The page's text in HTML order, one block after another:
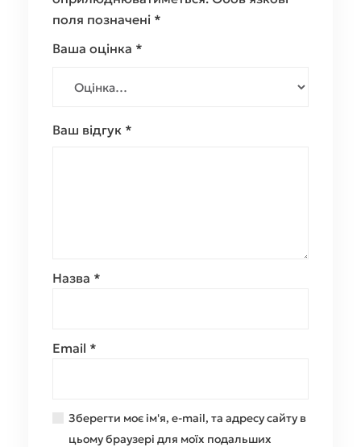
поля позначені *
Ваша оцінка *
Ваш відгук *
Назва *
Email *
Зберегти моє ім'я, e-mail, та адресу сайту в
цьому браузері для моїх подальших